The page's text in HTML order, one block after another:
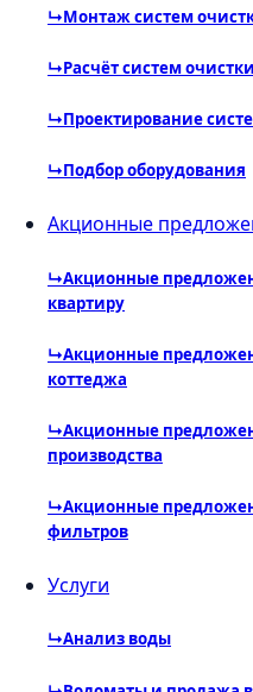
↳Монтаж систем
↳Расчёт систем
↳Проектирование
↳Подбор оборудования
Акционные
↳Акционные
квартиру
↳Акционные
коттеджа
↳Акционные
производства
↳Акционные
фильтров
Услуги
↳Анализ воды